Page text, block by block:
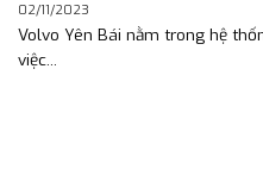
02/11/2023
Volvo Yên Bái nằm trong hệ
việc...